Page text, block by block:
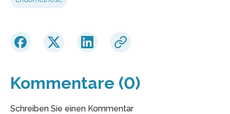
Kommentare (0)
Schreiben Sie einen Kommentar